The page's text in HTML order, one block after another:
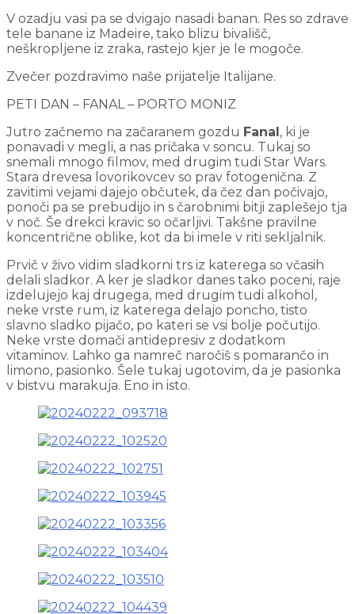
V ozadju vasi pa se dvigajo nasadi banan. Res so zdrave
tele banane iz Madeire, tako blizu bivališč,
neškropljene iz zraka, rastejo kjer je le mogoče.
Zvečer pozdravimo naše prijatelje Italijane.
PETI DAN – FANAL – PORTO MONIZ
Jutro začnemo na začaranem gozdu Fanal , ki je
ponavadi v megli, a nas pričaka v soncu. Tukaj so
snemali mnogo filmov, med drugim tudi Star Wars.
Stara drevesa lovorikovcev so prav fotogenična. Z
zavitimi vejami dajejo občutek, da čez dan počivajo,
ponoči pa se prebudijo in s čarobnimi bitji zaplešejo tja
v noč. Še drekci kravic so očarljivi. Takšne pravilne
koncentrične oblike, kot da bi imele v riti sekljalnik.
Prvič v živo vidim sladkorni trs iz katerega so včasih
delali sladkor. A ker je sladkor danes tako poceni, raje
izdelujejo kaj drugega, med drugim tudi alkohol,
neke vrste rum, iz katerega delajo poncho, tisto
slavno sladko pijačo, po kateri se vsi bolje počutijo.
Neke vrste domači antidepresiv z dodatkom
vitaminov. Lahko ga namreč naročiš s pomarančo in
limono, pasionko. Šele tukaj ugotovim, da je pasionka
v bistvu marakuja. Eno in isto.